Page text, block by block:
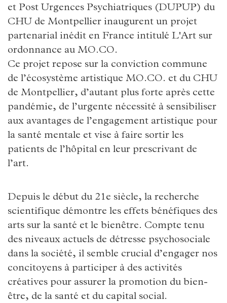
et Post Urgences Psychiatriques (DUPUP) du
CHU de Montpellier inaugurent un projet
partenarial inédit en France intitulé L'Art sur
ordonnance au MO.CO.
Ce projet repose sur la conviction commune
de l’écosystème artistique MO.CO. et du CHU
de Montpellier, d’autant plus forte après cette
pandémie, de l’urgente nécessité à sensibiliser
aux avantages de l’engagement artistique pour
la santé mentale et vise à faire sortir les
patients de l’hôpital en leur prescrivant de
l’art.
Depuis le début du 21e siècle, la recherche
scientifique démontre les effets bénéfiques des
arts sur la santé et le bienêtre. Compte tenu
des niveaux actuels de détresse psychosociale
dans la société, il semble crucial d’engager nos
concitoyens à participer à des activités
créatives pour assurer la promotion du bien-
être, de la santé et du capital social.